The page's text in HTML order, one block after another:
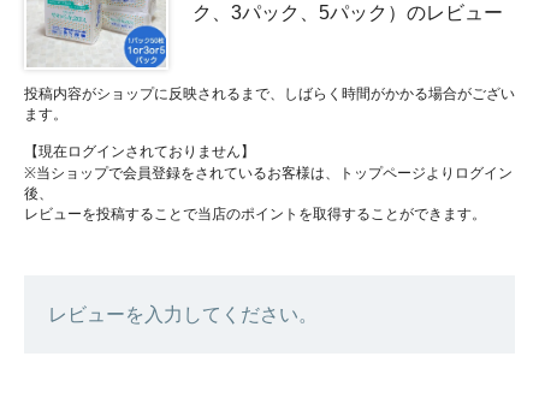
ク、3パック、5パック）のレビュー
投稿内容がショップに反映されるまで、しばらく時間がかかる場合がござい
ます。
【現在ログインされておりません】
※当ショップで会員登録をされているお客様は、トップページよりログイン
後、
レビューを投稿することで当店のポイントを取得することができます。
レビューを入力してください。